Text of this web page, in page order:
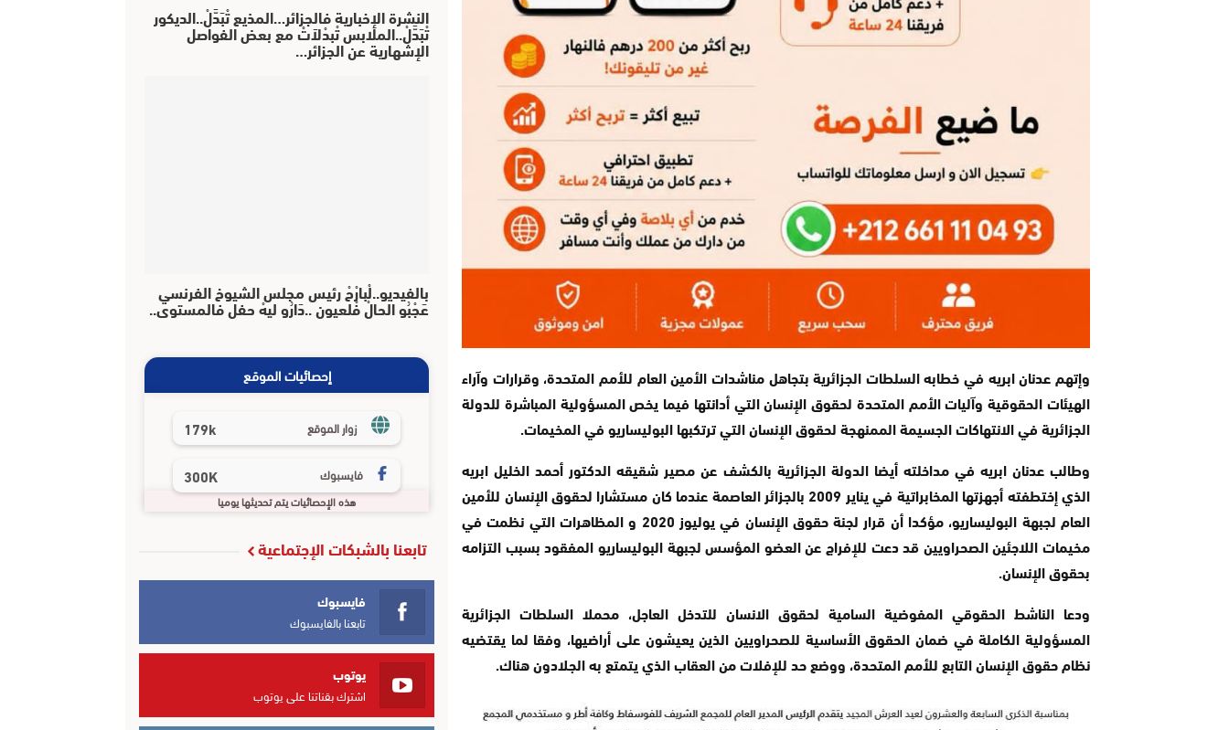
وإتهم عدنان ابريه في خطابه السلطات الجزائرية بتجاهل مناشدات الأمين العام للأمم المتحدة، وقرارات وآراء
الهيئات الحقوقية وآليات الأمم المتحدة لحقوق الإنسان التي أدانتها فيما يخص المسؤولية المباشرة للدولة
الجزائرية في الانتهاكات الجسيمة الممنهجة لحقوق الإنسان التي ترتكبها البوليساريو في المخيمات.
وطالب عدنان ابريه في مداخلته أيضا الدولة الجزائرية بالكشف عن مصير شقيقه الدكتور أحمد الخليل ابريه
الذي إختطفته أجهزتها المخابراتية في يناير 2009 بالجزائر العاصمة عندما كان مستشارا لحقوق الإنسان للأمين
العام لجبهة البوليساريو، مؤكدا أن قرار لجنة حقوق الإنسان في يوليوز 2020 و المظاهرات التي نظمت في
مخيمات اللاجئين الصحراويين قد دعت للإفراج عن العضو المؤسس لجبهة البوليساريو المفقود بسبب التزامه
بحقوق الإنسان.
ودعا الناشط الحقوقي المفوضية السامية لحقوق الانسان للتدخل العاجل، محملا السلطات الجزائرية
المسؤولية الكاملة في ضمان الحقوق الأساسية للصحراويين الذين يعيشون على أراضيها، وفقا لما يقتضيه
نظام حقوق الإنسان التابع للأمم المتحدة، ووضع حد للإفلات من العقاب الذي يتمتع به الجلادون هناك.
النشرة الإخبارية فالجزائر…المذيع تْبَدَّلْ..الديكور
تْبَدَّلْ..الملابس تْبدْلاَتْ مع بعض الفواصل
الإشهارية عن الجزائر…
بالفيديو..لْبارْحْ رئيس مجلس الشيوخ الفرنسي
عَجْبُو الحالْ فْلعيون ..دَارُو ليهْ حفل فالمستوى..
إحصائيات الموقع
زوار الموقع 179k
فايسبوك 300K
هذه الإحصائيات يتم تحديثها يوميا
تابعنا بالشبكات الإجتماعية
فايسبوك
تابعنا بالفايسبوك
يوتوب
اشترك بقناتنا على يوتوب